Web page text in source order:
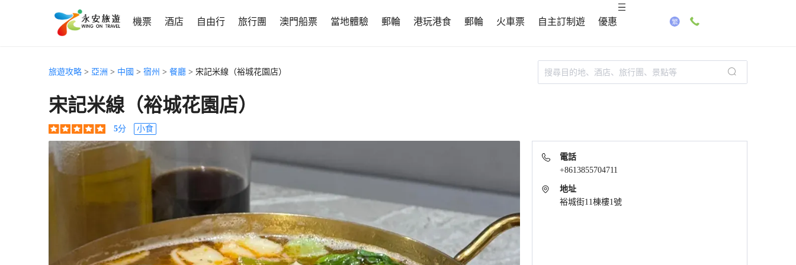
機票 酒店 自由行 旅行團 澳門船票 當地體驗 郵輪 港玩港食 郵輪 火車票 自主訂制遊 優惠
旅遊攻略 > 亞洲 > 中國 > 宿州 > 餐廳 > 宋記米線（裕城花園店）
宋記米線（裕城花園店）
5分 小食
電話
+8613855704711
地址
裕城街11棟樓1號